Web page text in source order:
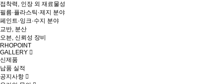
접착력, 인장 외 재료물성
필름·플라스틱·제지 분야
페인트·잉크·수지 분야
교반, 분산
오븐, 신뢰성 장비
RHOPOINT
GALLERY
신제품
납품 실적
공지사항